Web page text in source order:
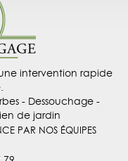
intervention rapide
- Dessouchage -
de jardin
PAR NOS ÉQUIPES